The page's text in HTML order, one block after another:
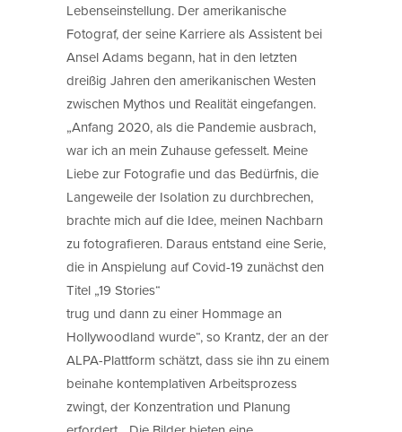
Lebenseinstellung. Der amerikanische
Fotograf, der seine Karriere als Assistent bei
Ansel Adams begann, hat in den letzten
dreißig Jahren den amerikanischen Westen
zwischen Mythos und Realität eingefangen.
„Anfang 2020, als die Pandemie ausbrach,
war ich an mein Zuhause gefesselt. Meine
Liebe zur Fotografie und das Bedürfnis, die
Langeweile der Isolation zu durchbrechen,
brachte mich auf die Idee, meinen Nachbarn
zu fotografieren. Daraus entstand eine Serie,
die in Anspielung auf Covid-19 zunächst den
Titel „19 Stories“
trug und dann zu einer Hommage an
Hollywoodland wurde“, so Krantz, der an der
ALPA-Plattform schätzt, dass sie ihn zu einem
beinahe kontemplativen Arbeitsprozess
zwingt, der Konzentration und Planung